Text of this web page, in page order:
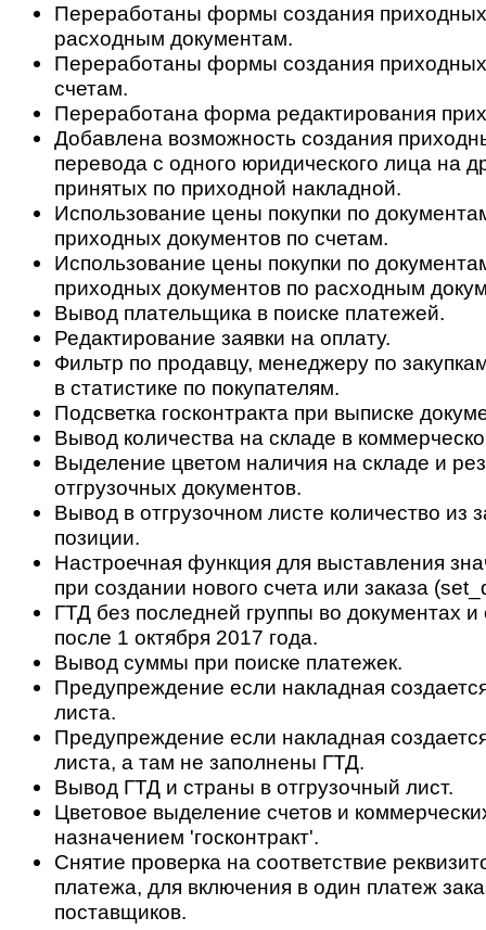
Переработаны формы создания
расходным документам.
Переработаны формы создания
счетам.
Переработана форма редактирования
Добавлена возможность создания
перевода с одного юридического лица на
принятых по приходной накладной.
Использование цены покупки по
приходных документов по счетам.
Использование цены покупки по
приходных документов по расходным
Вывод плательщика в поиске платежей.
Редактирование заявки на оплату.
Фильтр по продавцу, менеджеру по
в статистике по покупателям.
Подсветка госконтракта при выписке
Вывод количества на складе в
Выделение цветом наличия на складе и
отгрузочных документов.
Вывод в отгрузочном листе количество из
позиции.
Настроечная функция для выставления
при создании нового счета или заказа
ГТД без последней группы во документах и
после 1 октября 2017 года.
Вывод суммы при поиске платежек.
Предупреждение если накладная
листа.
Предупреждение если накладная
листа, а там не заполнены ГТД.
Вывод ГТД и страны в отгрузочный лист.
Цветовое выделение счетов и
назначением 'госконтракт'.
Снятие проверка на соответствие
платежа, для включения в один платеж
поставщиков.